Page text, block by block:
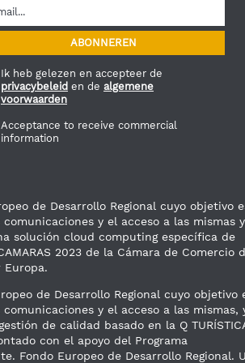
Ik heb gelezen en accepteer de
privacybeleid en de algemene
voorwaarden
Acceptance to receive commercial
information
de Desarrollo Regional cuyo objetivo
y el acceso a las mismas y
solución cloud computing específica de
2023 de la Cámara de Comercio
Europa.
de Desarrollo Regional cuyo objetivo
y el acceso a las mismas,
de calidad basado en la Q
con el apoyo del Programa
Fondo Europeo de Desarrollo Regional.